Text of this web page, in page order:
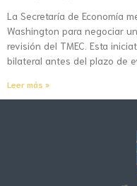
La Secretaría de Economía
Washington para negociar
revisión del TMEC. Esta
bilateral antes del plazo de
Leer más »